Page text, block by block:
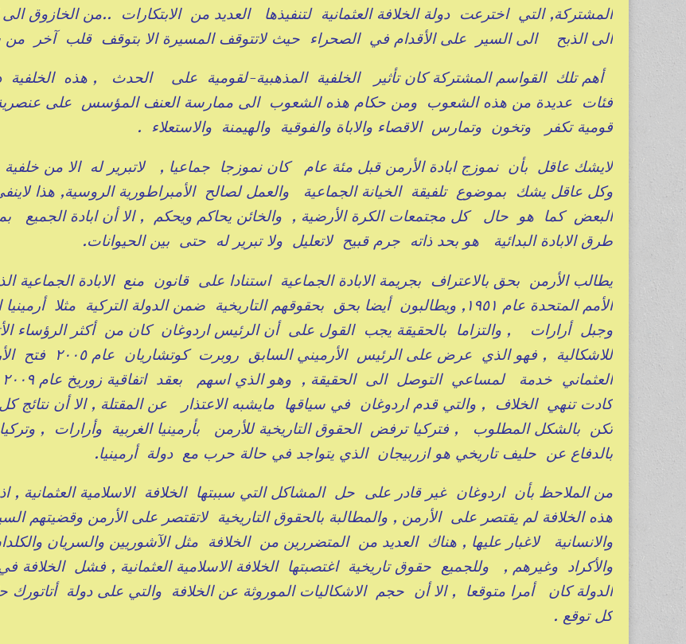
المشتركة, التي اخترعت دولة الخلافة العثمانية لتنفيذها العديد من الابتكارات ..من الخازوق
الى الذبح الى السير على الأقدام في الصحراء حيث لاتتوقف المسيرة الا بتوقف قلب آخر
أهم تلك القواسم المشتركة كان تأثير الخلفية المذهبية-لقومية على الحدث , هذه الخلفية
فئات عديدة من هذه الشعوب ومن حكام هذه الشعوب الى ممارسة العنف المؤسس على
قومية تكفر وتخون وتمارس الاقصاء والاباة والفوقية والهيمنة والاستعلاء .
لايشك عاقل بأن نموزج ابادة الأرمن قبل مئة عام كان نموزجا جماعيا , لاتبرير له الا من خلفية
وكل عاقل يشك بموضوع تلفيقة الخيانة الجماعية والعمل لصالح الأمبراطورية الروسية, هذا
البعض كما هو حال كل مجتمعات الكرة الأرضية , والخائن يحاكم ويحكم , الا أن ابادة الجميع
طرق الابادة البدائية هو بحد ذاته جرم قبيح لاتعليل ولا تبرير له حتى بين الحيوانات.
يطالب الأرمن بحق بالاعتراف بجريمة الابادة الجماعية استنادا على قانون منع الابادة الجماعية
الأمم المتحدة عام ١٩٥١, ويطالبون أيضا بحق بحقوقهم التاريخية ضمن الدولة التركية مثلا
وجبل أرارات , والتزاما بالحقيقة يجب القول على أن الرئيس اردوغان كان من أكثر الرؤساء
للاشكالية , فهو الذي عرض على الرئيس الأرميني
كادت تنهي الخلاف , والتي قدم اردوغان في سياقها مايشبه الاعتذار عن المقتلة , الا أن نتائج
تكن بالشكل المطلوب , فتركيا ترفض الحقوق التاريخية للأرمن بأرمينيا الغربية وأرارات ,
بالدفاع عن حليف تاريخي هو ازربيجان الذي يتواجد في حالة حرب مع دولة أرمينيا.
من الملاحظ بأن اردوغان غير قادر على حل المشاكل التي سببتها الخلافة الاسلامية العثمانية ,
هذه الخلافة لم يقتصر على الأرمن , والمطالبة بالحقوق التاريخية لاتقتصر على الأرمن وقضيتهم
والانسانية لاغبار عليها , هناك العديد من المتضررين من الخلافة مثل الآشوريين والسريان
والأكراد وغيرهم , وللجميع حقوق تاريخية اغتصبتها الخلافة الاسلامية العثمانية , فشل الخلافة
الدولة كان أمرا متوقعا , الا أن حجم الاشكاليات الموروثة عن الخلافة والتي على دولة أتاتورك
كل توقع .